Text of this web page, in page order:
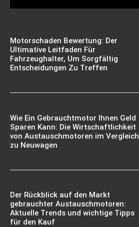
Motorschaden Bewertung: Der
Ultimative Leitfaden Für
Fahrzeughalter, Um Sorgfältig
Entscheidungen Zu Treffen
Wie Ein Gebrauchtmotor Ihnen Geld
Sparen Kann: Die Wirtschaftlichkeit
von Austauschmotoren im Vergleich
zu Neuwagen
Der Rückblick auf den Markt
gebrauchter Austauschmotoren:
Aktuelle Trends und wichtige Tipps
für den Kauf